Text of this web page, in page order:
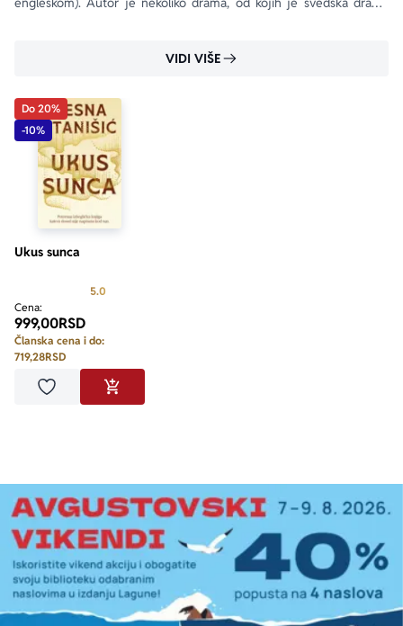
VIDI VIŠE
Do 20%
-10%
Ukus sunca
5.0
Cena:
999,00RSD
Članska cena i do:
719,28RSD
Dodaj u omiljeneDODAJ U KORPU